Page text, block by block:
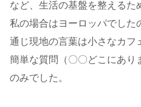
など、生活の基盤を整えるた
私の場合はヨーロッパでした
通じ現地の言葉は小さなカフ
簡単な質問（〇〇どこにあり
のみでした。